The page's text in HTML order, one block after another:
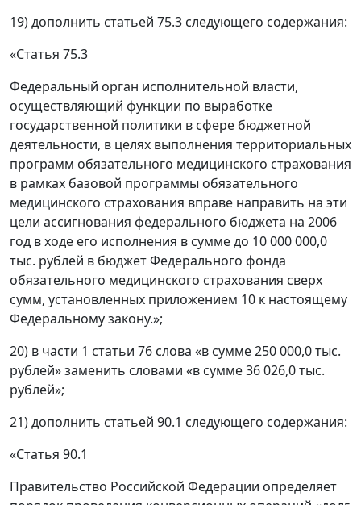
19) дополнить статьей 75.3 следующего содержания:
«Статья 75.3
Федеральный орган исполнительной власти,
осуществляющий функции по выработке
государственной политики в сфере бюджетной
деятельности, в целях выполнения территориальных
программ обязательного медицинского страхования
в рамках базовой программы обязательного
медицинского страхования вправе направить на эти
цели ассигнования федерального бюджета на 2006
год в ходе его исполнения в сумме до 10 000 000,0
тыс. рублей в бюджет Федерального фонда
обязательного медицинского страхования сверх
сумм, установленных приложением 10 к настоящему
Федеральному закону.»;
20) в части 1 статьи 76 слова «в сумме 250 000,0 тыс.
рублей» заменить словами «в сумме 36 026,0 тыс.
рублей»;
21) дополнить статьей 90.1 следующего содержания:
«Статья 90.1
Правительство Российской Федерации определяет